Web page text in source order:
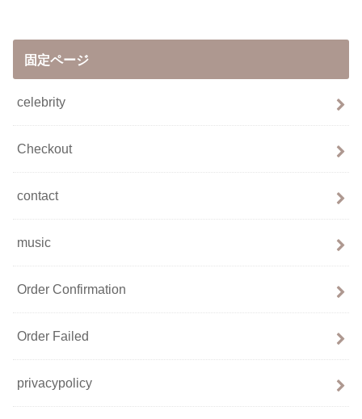
固定ページ
celebrity
Checkout
contact
music
Order Confirmation
Order Failed
privacypolicy